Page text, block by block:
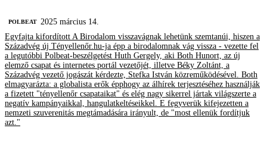
‎POLBEAT
2025 március 14.
Egyfajta kifordított A Birodalom visszavágnak lehetünk szemtanúi, hiszen a
Századvég új Tényellenőr.hu-ja épp a birodalomnak vág vissza - vezette fel
a legutóbbi Polbeat-beszélgetést Huth Gergely, aki Both Hunort, az új
elemző csapat és internetes portál vezetőjét, illetve Béky Zoltánt, a
Századvég vezető jogászát kérdezte, Stefka István közreműködésével. Both
elmagyarázta: a globalista erők épphogy az álhírek terjesztéséhez használják
a fizetett "tényellenőr csapataikat" és elég nagy sikerrel jártak világszerte a
negatív kampányaikkal, hangulatkeltéseikkel. E fegyverük kifejezetten a
nemzeti szuverenitás megtámadására irányult, de "most ellenük fordítjuk
azt."